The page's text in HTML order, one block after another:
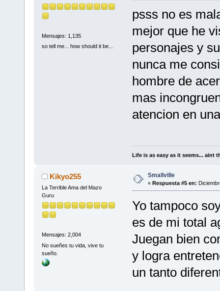
Mensajes: 1,135
so tell me... how should it be...
psss no es
mejor que he
personajes y
nunca me
hombre de
mas
atencion en
Life is as easy as it seems... aint
Kikyo255
La Terrible Ama del Mazo
Guru
Mensajes: 2,004
No sueñes tu vida, vive tu
sueño.
Smallville
« Respuesta #5 en:
Yo tampoco
es de mi total
Juegan bien
y logra
un tanto